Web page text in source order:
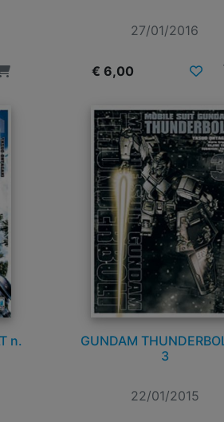
27/01/2016
€ 6,00
n.
GUNDAM
3
22/01/2015